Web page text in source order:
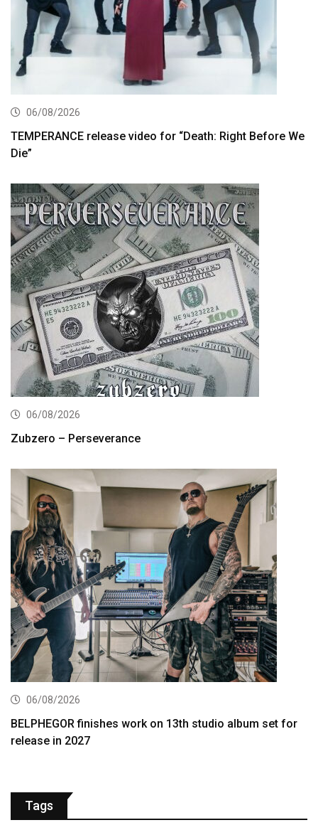
06/08/2026
TEMPERANCE release video for “Death: Right Before We
Die”
06/08/2026
Zubzero – Perseverance
06/08/2026
BELPHEGOR finishes work on 13th studio album set for
release in 2027
Tags